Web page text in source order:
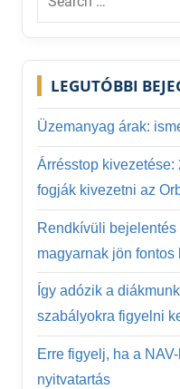
LEGUTÓBBI
Üzemanyag árak:
Árrésstop
fogják kivezetni az
Rendkívüli
magyarnak jön fontos
Így adózik a
szabályokra figyelni
Erre figyelj, ha a
nyitvatartás